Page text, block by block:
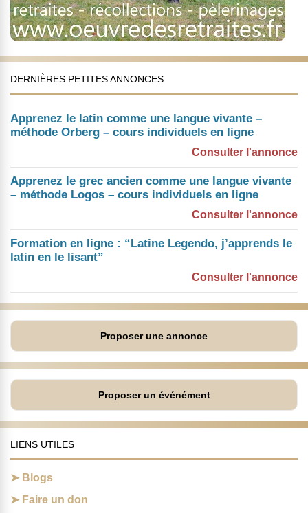
DERNIÈRES PETITES ANNONCES
Apprenez le latin comme une langue vivante –
méthode Orberg – cours individuels en ligne
Consulter l'annonce
Apprenez le grec ancien comme une langue vivante
– méthode Logos – cours individuels en ligne
Consulter l'annonce
Formation en ligne : “Latine Legendo, j’apprends le
latin en le lisant”
Consulter l'annonce
Proposer une annonce
Proposer un événément
LIENS UTILES
Blogs
Faire un don